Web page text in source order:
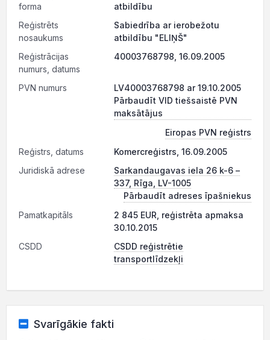
forma
atbildību
Reģistrēts
nosaukums
Sabiedrība ar ierobežotu
atbildību "ELIŅŠ"
Reģistrācijas
numurs, datums
40003768798, 16.09.2005
PVN numurs
LV40003768798 ar 19.10.2005
Pārbaudīt VID tiešsaistē PVN
maksātājus
Eiropas PVN reģistrs
Reģistrs, datums
Komercreģistrs, 16.09.2005
Juridiskā adrese
Sarkandaugavas iela 26 k-6 –
337, Rīga, LV-1005
Pārbaudīt adreses īpašniekus
Pamatkapitāls
2 845 EUR, reģistrēta apmaksa
30.10.2015
CSDD
CSDD reģistrētie
transportlīdzekļi
Svarīgākie fakti